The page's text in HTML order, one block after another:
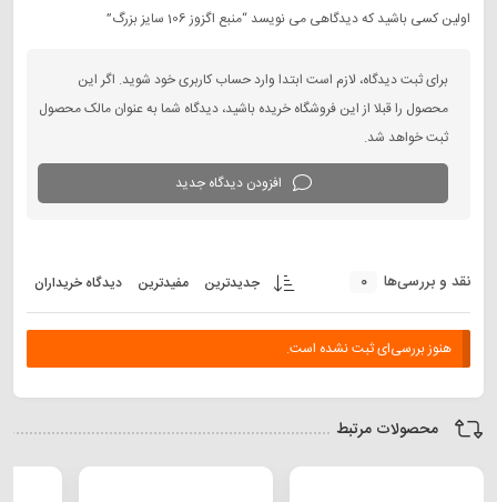
اولین کسی باشید که دیدگاهی می نویسد “منبع اگزوز 106 سایز بزرگ”
برای ثبت دیدگاه، لازم است ابتدا وارد حساب کاربری خود شوید. اگر این
محصول را قبلا از این فروشگاه خریده باشید، دیدگاه شما به عنوان مالک محصول
ثبت خواهد شد.
افزودن دیدگاه جدید
نقد و بررسی‌ها 0 جدیدترین مفیدترین دیدگاه خریداران
هنوز بررسی‌ای ثبت نشده است.
محصولات مرتبط